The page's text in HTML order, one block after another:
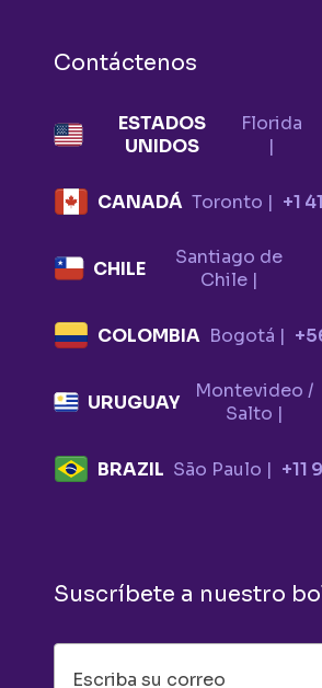
Contáctenos
ESTADOS
UNIDOS
Florida
|
CANADÁ Toronto | +1
CHILE
Santiago de
Chile |
COLOMBIA Bogotá |
URUGUAY
Montevideo /
Salto |
BRAZIL São Paulo | +11
Suscríbete a nuestro